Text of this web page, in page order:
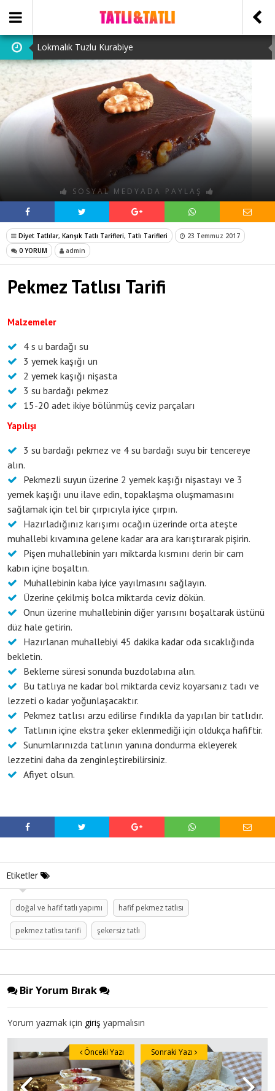
Lokmalık Tuzlu Kurabiye
Tam Ölçülü Un Helvası
Suffle
Cevizli Bulut Kek
Ataşehir Escort Bayanlarını: atasehirescortlari.com ‘da
bulabilirsiniz.
SOSYAL MEDYADA PAYLAŞ
Diyet Tatlılar, Karışık Tatlı Tarifleri, Tatlı Tarifleri
23 Temmuz 2017
0 YORUM
admin
Pekmez Tatlısı Tarifi
Malzemeler
4 s u bardağı su
3 yemek kaşığı un
2 yemek kaşığı nişasta
3 su bardağı pekmez
15-20 adet ikiye bölünmüş ceviz parçaları
Yapılışı
3 su bardağı pekmez ve 4 su bardağı suyu bir tencereye
alın.
Pekmezli suyun üzerine 2 yemek kaşığı nişastayı ve 3
yemek kaşığı unu ilave edin, topaklaşma oluşmamasını
sağlamak için tel bir çırpıcıyla iyice çırpın.
Hazırladığınız karışımı ocağın üzerinde orta ateşte
muhallebi kıvamına gelene kadar ara ara karıştırarak pişirin.
Pişen muhallebinin yarı miktarda kısmını derin bir cam
kabın içine boşaltın.
Muhallebinin kaba iyice yayılmasını sağlayın.
Üzerine çekilmiş bolca miktarda ceviz dökün.
Onun üzerine muhallebinin diğer yarısını boşaltarak üstünü
düz hale getirin.
Hazırlanan muhallebiyi 45 dakika kadar oda sıcaklığında
bekletin.
Bekleme süresi sonunda buzdolabına alın.
Bu tatlıya ne kadar bol miktarda ceviz koyarsanız tadı ve
lezzeti o kadar yoğunlaşacaktır.
Pekmez tatlısı arzu edilirse fındıkla da yapılan bir tatlıdır.
Tatlının içine ekstra şeker eklenmediği için oldukça hafiftir.
Sunumlarınızda tatlının yanına dondurma ekleyerek
lezzetini daha da zenginleştirebilirsiniz.
Afiyet olsun.
Etiketler
doğal ve hafif tatlı yapımı hafif pekmez tatlısı
pekmez tatlısı tarifi şekersiz tatlı
Bir Yorum Bırak
Yorum yazmak için giriş yapmalısın
Önceki Yazı Sonraki Yazı